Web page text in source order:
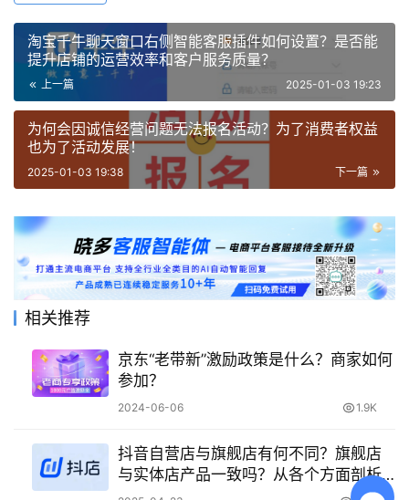
淘宝千牛聊天窗口右侧智能客服插件如何设置？是否能
提升店铺的运营效率和客户服务质量？
上一篇 2025-01-03 19:23
为何会因诚信经营问题无法报名活动？为了消费者权益
也为了活动发展！
下一篇
2025-01-03 19:38
相关推荐
京东“老带新”激励政策是什么？商家如何
参加？
2024-06-06 1.9K
抖音自营店与旗舰店有何不同？旗舰店
与实体店产品一致吗？从各个方面剖析
自营店、旗舰店、实体店。